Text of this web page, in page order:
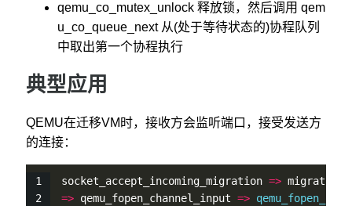
qemu_co_mutex_unlock 释放锁，然后调用 qem
u_co_queue_next 从(处于等待状态的)协程队列
中取出第一个协程执行
典型应用
QEMU在迁移VM时，接收方会监听端口，接受发送方
的连接：
socket_accept_incoming_migration =>
=> qemu_fopen_channel_input => qemu_fopen_ops